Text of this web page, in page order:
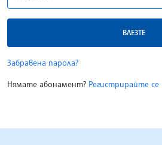
ВЛЕЗТЕ
Забравена парола?
Нямате абонамент? Регистрирайте се